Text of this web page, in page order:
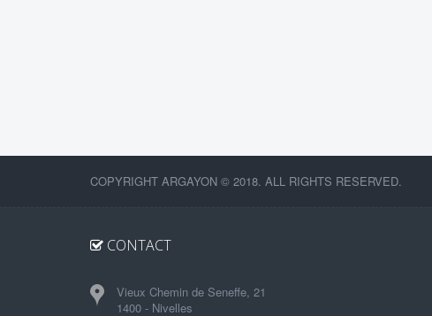
COPYRIGHT ARGAYON © 2018. ALL RIGHTS RESERVED.
CONTACT
Vieux Chemin de Seneffe, 21
1400 - Nivelles